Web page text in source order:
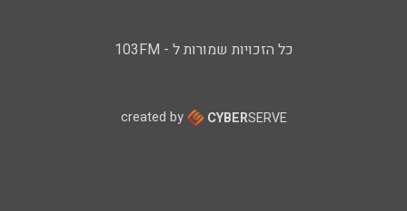
כל הזכויות שמורות ל - 103FM
created by CYBERSERVE